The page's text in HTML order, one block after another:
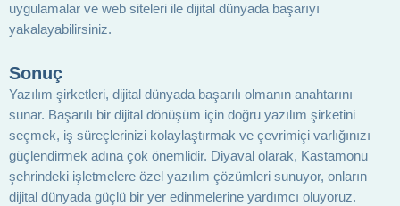
uygulamalar ve web siteleri ile dijital dünyada başarıyı
yakalayabilirsiniz.
Sonuç
Yazılım şirketleri, dijital dünyada başarılı olmanın anahtarını
sunar. Başarılı bir dijital dönüşüm için doğru yazılım şirketini
seçmek, iş süreçlerinizi kolaylaştırmak ve çevrimiçi varlığınızı
güçlendirmek adına çok önemlidir. Diyaval olarak, Kastamonu
şehrindeki işletmelere özel yazılım çözümleri sunuyor, onların
dijital dünyada güçlü bir yer edinmelerine yardımcı oluyoruz.